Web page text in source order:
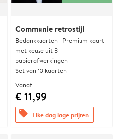
Communie retrostijl
Bedankkaarten | Premium kaart
met keuze uit 3
papierafwerkingen
Set van 10 kaarten
Vanaf
€ 11,99
offers Elke dag lage prijzen